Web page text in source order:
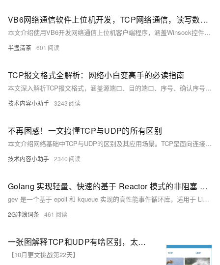
VB6网络通信软件上位机开发，TCP网络通信，读写数据并处理，完整源码下载
本文介绍使用VB6开发网络通信上位机客户端程序，涵盖Winsock控件的引入与使用，包括连接服务端、发送数据（如通过`Winsock1.SendData`方法）及接收数据（利用`Winsock1_DataArrival`事件）。代码实现TCP网络通信，可读写并处理16进制数据，适用于自动化和工业控制领域。提供完整源码下载，适合学习VB6网络程序开发。 下载链接：[完整源码](http://xzios.cn:86/WJGL/DownLoadDetial?Id=20)
半盏清茶 601
TCP报文格式全解析：网络小白变高手的必读指南
本文深入解析TCP报文格式，涵盖源端口、目的端口、序号、确认序号、首部长度、标志字段、窗口大小、检验和、紧急指针及选项字段。每个字段的作用和意义详尽说明，帮助理解TCP协议如何确保可靠的数据传输，是互联网通信的基石。通过学习这些内容，读者可以更好地掌握TCP的工作原理及其在网络中的应用。
技术内容小助手 3243
不再困惑！一文搞懂TCP与UDP的所有区别
本文介绍网络基础中TCP与UDP的区别及其应用场景。TCP是面向连接、可靠传输的协议，适用于HTTP、FTP等需要保证数据完整性的场景；UDP是无连接、不可靠但速度快的协议，适合DNS、RIP等对实时性要求高的应用。文章通过对比两者在连接方式、可靠性、速度、流量控制和数据包大小等方面的差异，帮助读者理解其各自特点与适用场景。
技术内容小助手 2340
Golang 实现轻量、快速的基于 Reactor 模式的非阻塞 TCP 网络库
gev 是一个基于 epoll 和 kqueue 实现的高性能事件循环库，适用于 Linux 和 macOS（Windows 暂不支持）。它支持多核多线程、动态扩容的 Ring Buffer 读写缓冲区、异步读写和 SO_REUSEPORT 端口重用。gev 使用少量 goroutine，监听连接并处理读写事件。性能测试显示其在不同配置下表现优异。安装命令：`go get -u github.com/Allenxuxu/gev`。
2G冲浪词条 461
一张图解释TCP和UDP有啥区别，太精辟了！
【10月更文挑战第22天】